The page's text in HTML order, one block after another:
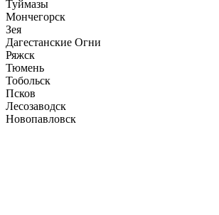
Туймазы
Мончегорск
Зея
Дагестанские Огни
Ряжск
Тюмень
Тобольск
Псков
Лесозаводск
Новопавловск